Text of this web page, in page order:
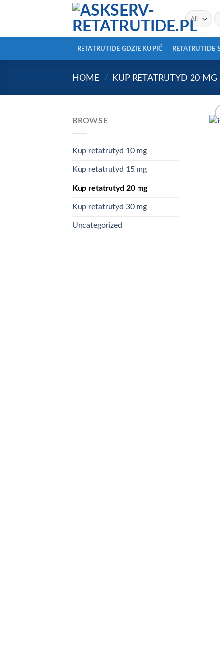
for:
RETATRUTIDE GDZIE KUPIĆ RETATRUTIDE
HOME / KUP RETATRUTYD 20 MG
BROWSE
Kup retatrutyd 10 mg
Kup retatrutyd 15 mg
Kup retatrutyd 20 mg
Kup retatrutyd 30 mg
Uncategorized